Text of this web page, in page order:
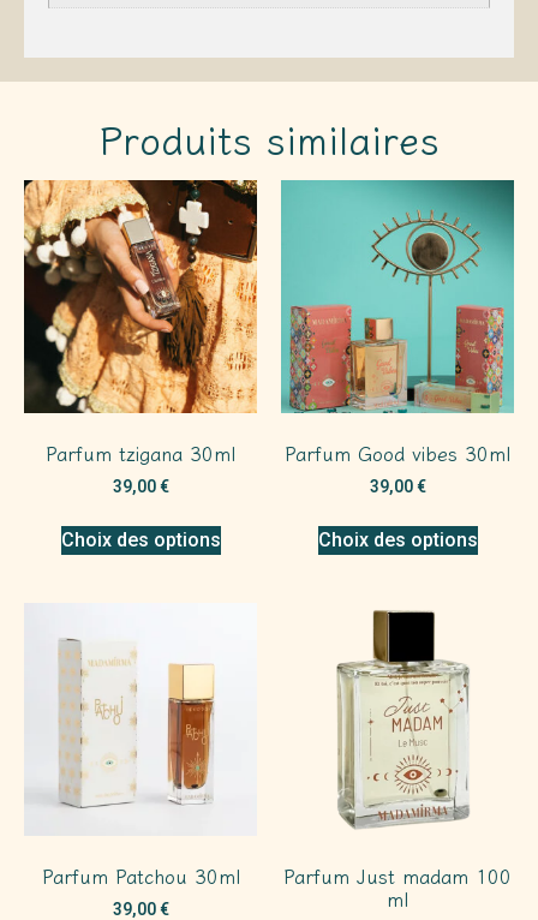
Produits similaires
Parfum tzigana 30ml
39,00€
Choix des options
Parfum Good vibes 30ml
39,00€
Choix des options
Parfum Patchou 30ml
39,00€
Parfum Just madam 100
ml